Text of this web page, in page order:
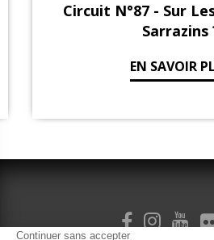
Circuit N°87 - Sur
Sarrazins
EN SAVOIR